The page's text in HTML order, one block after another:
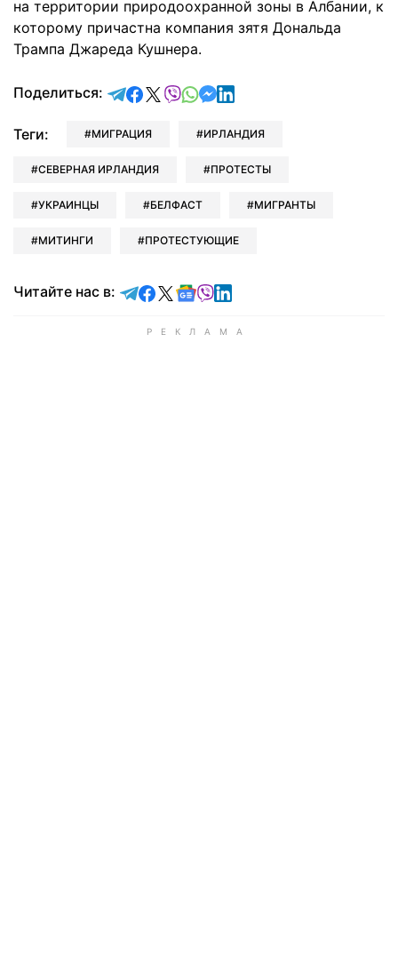
на территории природоохранной зоны в Албании, к
которому причастна компания зятя Дональда
Трампа Джареда Кушнера.
Поделиться: отправить в Telegram
поделиться в Facebook
поделиться в X
отправить в Viber
отправить в Whatsapp
отправить в Messenger
отправить в LinkedIn
Теги: МИГРАЦИЯ ИРЛАНДИЯ
СЕВЕРНАЯ ИРЛАНДИЯ ПРОТЕСТЫ
УКРАИНЦЫ БЕЛФАСТ МИГРАНТЫ
МИТИНГИ ПРОТЕСТУЮЩИЕ
Читайте нас в: Читайте в Telegram
Читайте в Facebook
Читайте в X
Читайте в Google news
Читайте в Viber
Читайте в LinkedIn